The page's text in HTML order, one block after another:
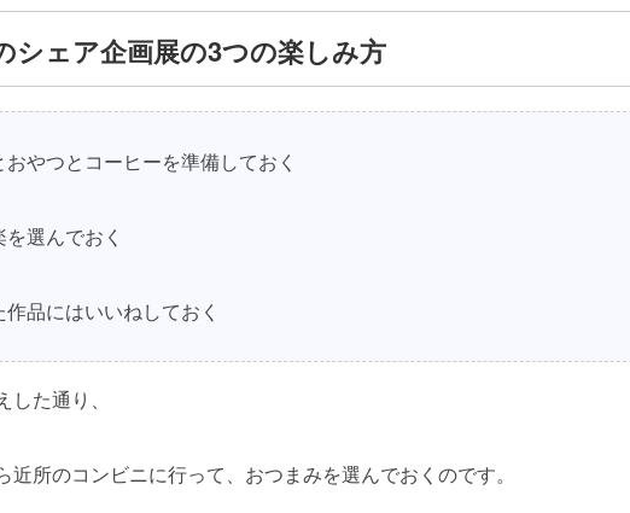
シェア企画展の3つの楽しみ方
おやつとコーヒーを準備しておく
を選んでおく
作品にはいいねしておく
た通り、
近所のコンビニに行って、おつまみを選んでおくのです。